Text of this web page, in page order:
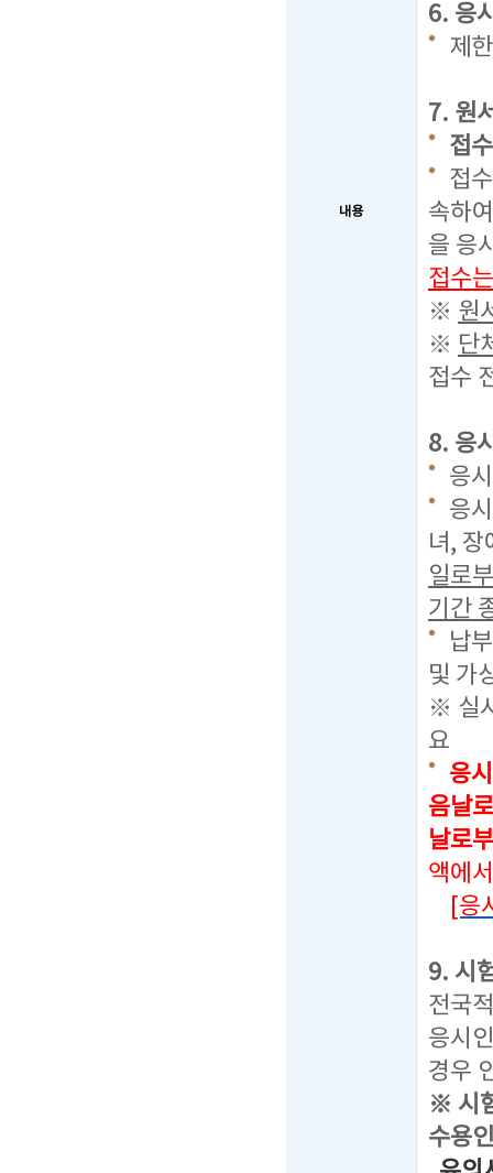
내용
6. 응
제
7. 원
접
접
속하
을 응
접수
※ 원
※ 단
접수
8. 응
응
응
녀, 장
일로
기간
납
및 가
※ 실
요
응
음날
날로
액에
[응
9. 시
전국
응시
경우
※ 시
수용